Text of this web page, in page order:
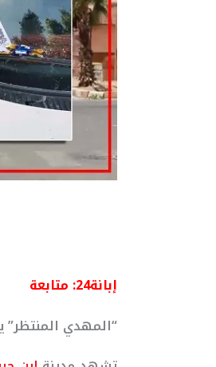
إبانة24: متابعة
“المهدي